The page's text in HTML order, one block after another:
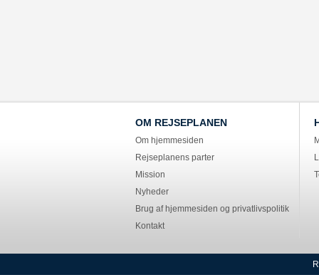
OM REJSEPLANEN
Om hjemmesiden
Rejseplanens parter
Mission
Nyheder
Brug af hjemmesiden og privatlivspolitik
Kontakt